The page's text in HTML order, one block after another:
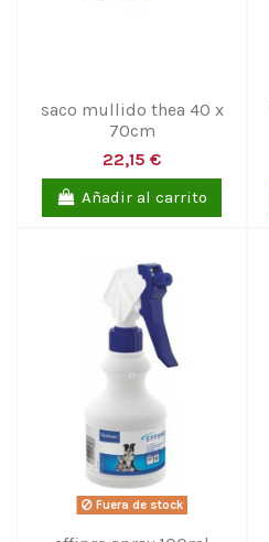
saco mullido thea 40 x
70cm
22,15 €
Añadir al carrito
Fuera de stock